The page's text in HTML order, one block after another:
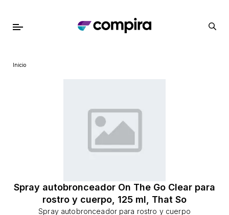
Inicio
Spray autobronceador On The Go Clear para
rostro y cuerpo, 125 ml, That So
Spray autobronceador para rostro y cuerpo